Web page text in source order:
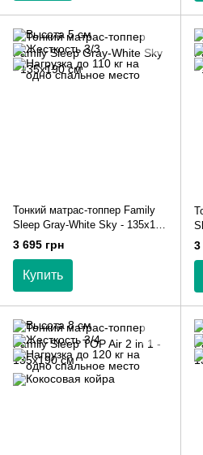
Тонкий матрас-топпер Family
Sleep Gray-White Sky - 135х190
см
3 695 грн
Купить
3